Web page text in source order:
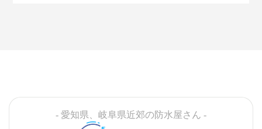
- 愛知県、岐阜県近郊の防水屋さん -